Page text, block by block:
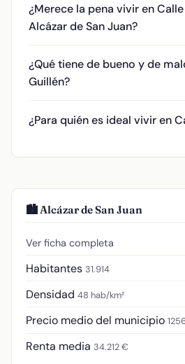
¿Merece la pena vivir en
Alcázar de San Juan?
¿Qué tiene de bueno y de
Guillén?
¿Para quién es ideal vivir en
🏙️ Alcázar de San Juan
Ver ficha completa
Habitantes 31.914
Densidad 48 hab/km²
Precio medio del municipio
Renta media 34.212 €